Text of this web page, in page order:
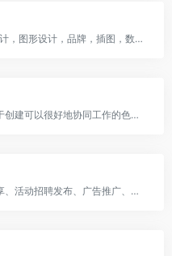
设计相关文章和案例研究UX设计，图形设计，品牌，插图，数字艺术，动画和视频制作。
热爱色彩。一种设计工具，用于创建可以很好地协同工作的色彩组合。 前身为配色方案设计师。 使用色轮创建出色的调色板。
以品牌为核心，集创意作品分享、活动招聘发布、广告推广、正版字体素材下载等多元化的交流分享平台。